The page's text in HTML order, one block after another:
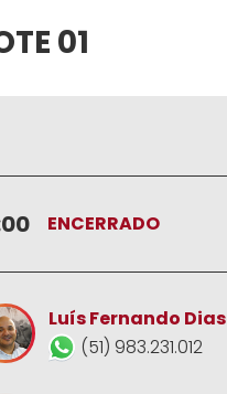
01
ENCERRADO
Luís Fernando Dias
(51) 983.231.012